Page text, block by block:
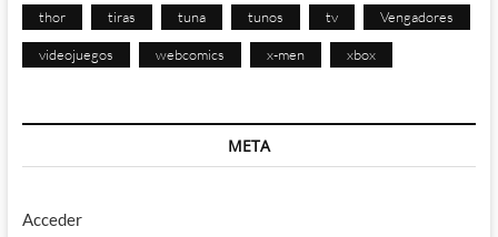
thor tiras tuna tunos tv Vengadores
videojuegos webcomics x-men xbox
META
Acceder